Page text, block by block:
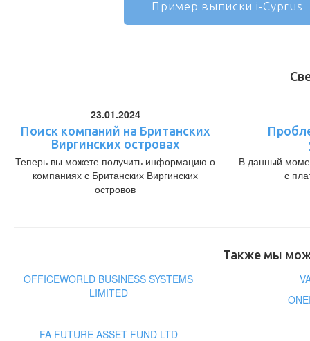
Пример выписки i-Cyprus
23.01.2024
Поиск компаний на Британских
Виргинских островах
Теперь вы можете получить информацию о
компаниях с Британских Виргинских
островов
В данный
с
Также мы
OFFICEWORLD BUSINESS SYSTEMS
LIMITED
FA FUTURE ASSET FUND LTD